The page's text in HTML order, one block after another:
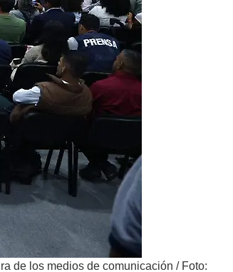
de los medios de comunicación / Foto: